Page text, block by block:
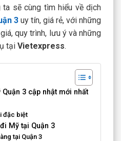
ta sẽ cùng tìm hiểu về dịch
3 uy tín, giá rẻ, với những
quy trình, lưu ý và những
tại Vietexpress.
3 cập nhật mới nhất
đặc biệt
Mỹ tại Quận 3
tại Quận 3